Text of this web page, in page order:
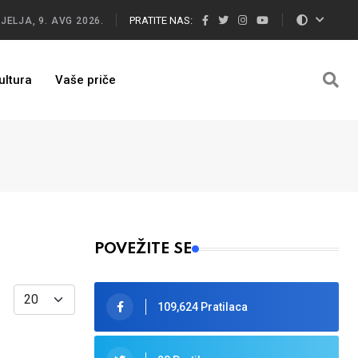
9. AVG 2026. PRATITE NAS:
Vaše priče
Display #
POVEŽITE SE
109,624 Pratilaca